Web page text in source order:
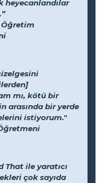
heyecanlandılar
Öğretim
mı, kötü bir
arasında bir yerde
istiyorum."
That ile yaratıcı
çok sayıda